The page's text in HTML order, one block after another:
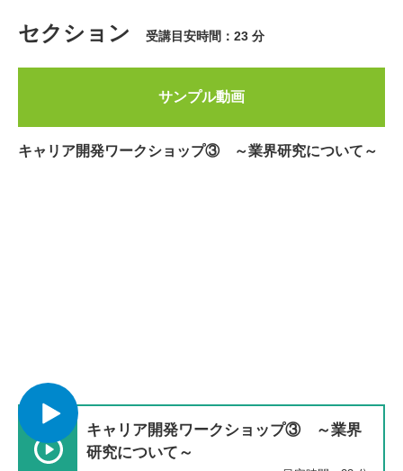
セクション 受講目安時間：23 分
キャリア開発ワークショップ③ ～業界
研究について～
サンプル動画
キャリア開発ワークショップ③ ～業界研究について～